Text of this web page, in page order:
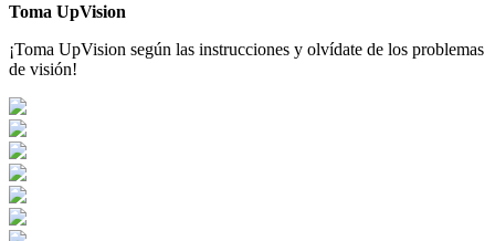
Toma UpVision
¡Toma UpVision según las instrucciones y olvídate de los problemas
de visión!